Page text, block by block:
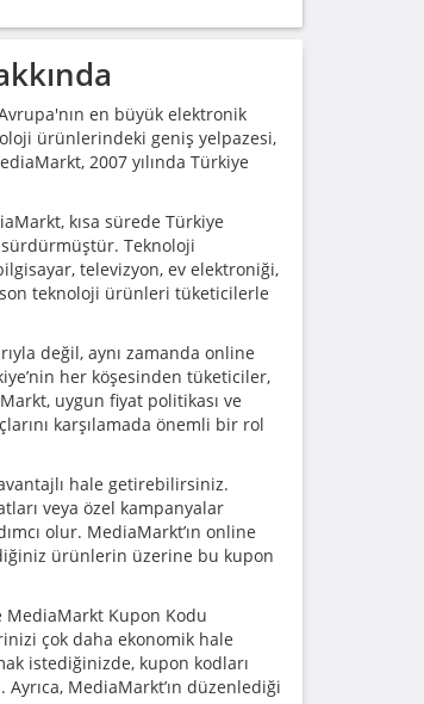
en büyük elektronik
ürünlerindeki geniş yelpazesi,
2007 yılında Türkiye
kısa sürede Türkiye
Teknoloji
televizyon, ev elektroniği,
teknoloji ürünleri tüketicilerle
değil, aynı zamanda online
her köşesinden tüketiciler,
uygun fiyat politikası ve
karşılamada önemli bir rol
hale getirebilirsiniz.
veya özel kampanyalar
olur. MediaMarkt’ın online
ürünlerin üzerine bu kupon
Kupon Kodu
çok daha ekonomik hale
istediğinizde, kupon kodları
MediaMarkt’ın düzenlediği